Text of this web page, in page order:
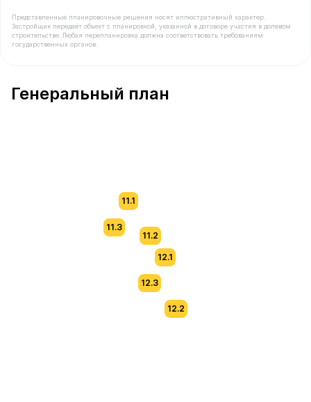
Представленные планировочные решения носят иллюстративный характер.
Застройщик передаёт объект с планировкой, указанной в договоре участия в долевом
строительстве. Любая перепланировка должна соответствовать требованиям
государственных органов.
Генеральный план
11.3
11.1
11.2
12.1
12.2
12.3